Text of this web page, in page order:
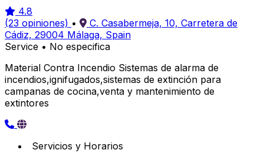
4.8
(23 opiniones) •
C. Casabermeja, 10, Carretera de
Cádiz, 29004 Málaga, Spain
Service • No especifica
Material Contra Incendio Sistemas de alarma de
incendios,ignifugados,sistemas de extinción para
campanas de cocina,venta y mantenimiento de
extintores
Servicios y Horarios